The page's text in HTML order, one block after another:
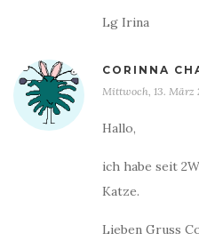
Lg Irina
CORINNA
Mittwoch, 13. März
Hallo,
ich habe seit
Katze.
Lieben Gruss